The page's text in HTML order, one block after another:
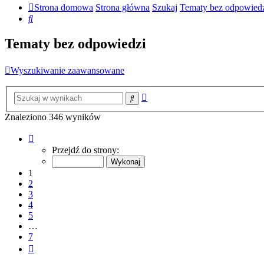
Strona domowa Strona główna Szukaj Tematy bez
Szukaj
Tematy bez odpowiedzi
Wyszukiwanie zaawansowane
Szukaj
Znaleziono 346 wyników
Przejdź do strony:
1
2
3
4
5
…
7